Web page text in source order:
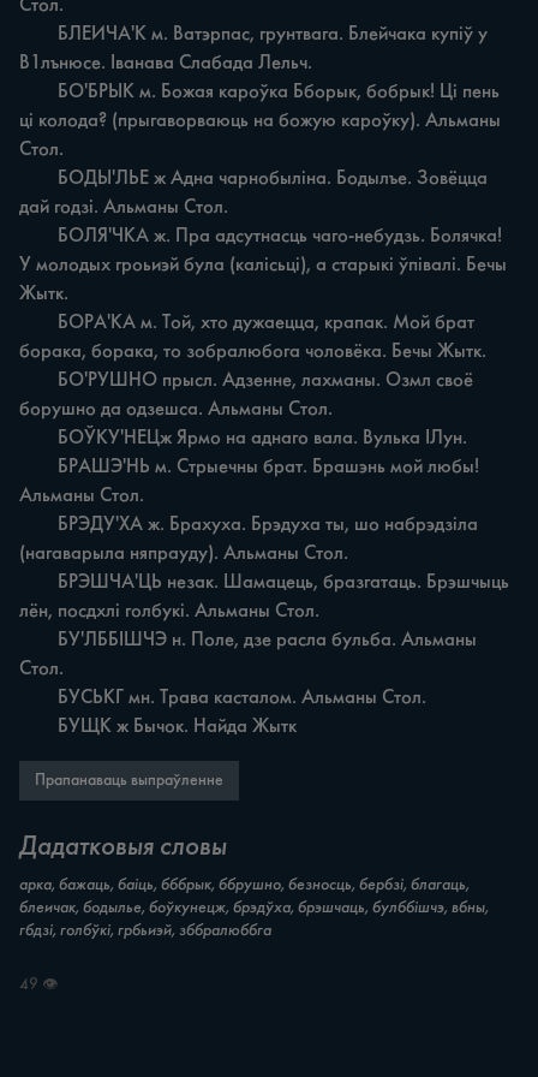
Стол.
В1лънюсе. Іванава Слабада Лельч.
ці колода? (прыгаворваюць на божую кароўку). Альманы
Стол.
дай годзі. Альманы Стол.
У молодых гроьиэй була (калісьці), а старыкі ўпівалі. Бечы
Жытк.
борака, борака, то зобралюбога чоловёка. Бечы Жытк.
борушно да одзешса. Альманы Стол.
Альманы Стол.
(нагаварыла няпрауду). Альманы Стол.
лён, посдхлі голбукі. Альманы Стол.
Стол.
	БУЩК ж Бычок. Найда Жытк
Прапанаваць выпраўленне
Дадатковыя словы
арка, бажаць, баіць, бббрык, ббрушно, безносць, бербзі, благаць,
блеичак, бодылье, боўкунецж, брэдўха, брэшчаць, булббішчэ, вбны,
гбдзі, голбўкі, грбьиэй, зббралюббга
49 👁